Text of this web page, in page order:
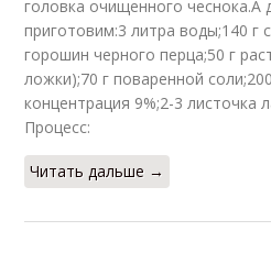
головка очищенного чеснока.А
приготовим:3 литра воды;140 г
горошин черного перца;50 г
ложки);70 г поваренной
концентрация 9%;2-3 листочка
Процесс:
Читать дальше →